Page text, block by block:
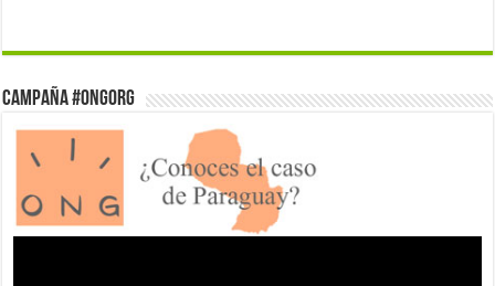
Campaña #ONGorg